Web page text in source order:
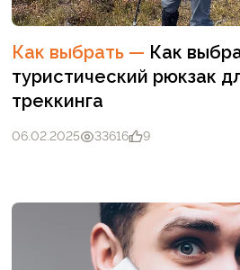
Как выбрать — Как
туристический рюкзак
треккинга
06.02.2025 33616 9